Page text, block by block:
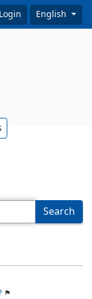
Login English
Search